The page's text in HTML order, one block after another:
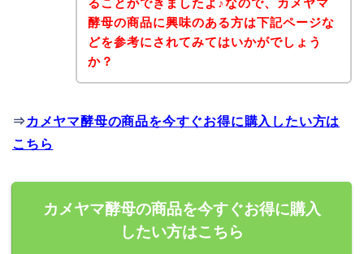
ることができましたよ♪なので、カメヤマ
酵母の商品に興味のある方は下記ページな
どを参考にされてみてはいかがでしょう
か？
⇒ カメヤマ酵母の商品を今すぐお得に購入したい方は
こちら
カメヤマ酵母の商品を今すぐお得に購入
したい方はこちら